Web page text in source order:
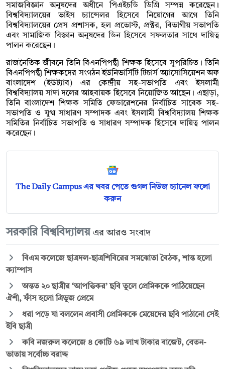
সমাজবিজ্ঞান অনুষদের অধীনে পিএইচডি ডিগ্রি সম্পন্ন করেছেন।
বিশ্ববিদ্যালয়ের ভাইস চ্যান্সেলর হিসেবে নিয়োগের আগে তিনি
বিশ্ববিদ্যালয়ের প্রেস প্রশাসক, হল প্রভোস্ট, প্রক্টর, বিভাগীয় সভাপতি
এবং সামাজিক বিজ্ঞান অনুষদের ডিন হিসেবে সফলতার সাথে দায়িত্ব
পালন করেছেন।
রাজনৈতিক জীবনে তিনি বিএনপিপন্থী শিক্ষক হিসেবে সুপরিচিত। তিনি
বিএনপিপন্থী শিক্ষকদের সংগঠন ইউনিভার্সিটি টিচার্স অ্যাসোসিয়েশন অফ
বাংলাদেশ (ইউট্যাব) এর কেন্দ্রীয় সহ-সভাপতি এবং ইসলামী
বিশ্ববিদ্যালয় সাদা দলের আহবায়ক হিসেবে নিয়োজিত আছেন। এছাড়া,
তিনি বাংলাদেশ শিক্ষক সমিতি ফেডারেশনের নির্বাচিত সাবেক সহ-
সভাপতি ও যুগ্ম সাধারণ সম্পাদক এবং ইসলামী বিশ্ববিদ্যালয় শিক্ষক
সমিতির নির্বাচিত সভাপতি ও সাধারণ সম্পাদক হিসেবে দায়িত্ব পালন
করেছেন।
The Daily Campus এর খবর পেতে গুগল নিউজ চ্যানেল ফলো
করুন
সরকারি বিশ্ববিদ্যালয় এর আরও সংবাদ
বিএম কলেজে ছাত্রদল-ছাত্রশিবিরের সমঝোতা বৈঠক, শান্ত হলো
ক্যাম্পাস
অন্তত ২০ ছাত্রীর ‘আপত্তিকর’ ছবি তুলে প্রেমিককে পাঠিয়েছেন
ঐশী, ফাঁস হলো ত্রিভুজ প্রেমে
ধরা পড়ে যা বললেন প্রবাসী প্রেমিককে মেয়েদের ছবি পাঠানো সেই
ইবি ছাত্রী
কবি নজরুল কলেজে ৪ কোটি ৬৯ লাখ টাকার বাজেট, বেতন-
ভাতায় সর্বোচ্চ বরাদ্দ